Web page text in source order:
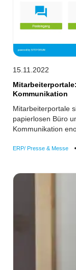
15.11.2022
Kommunikation
Mitarbeiterportale
papierlosen Büro
Kommunikation
ERP/ Presse & Messe